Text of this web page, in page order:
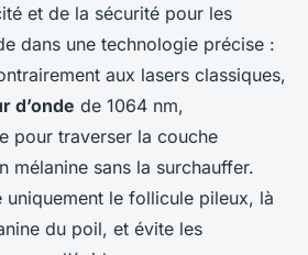
et de la sécurité pour les
dans une technologie précise :
aux lasers classiques,
d’onde de 1064 nm,
pour traverser la couche
mélanine sans la surchauffer.
uniquement le follicule pileux, là
du poil, et évite les